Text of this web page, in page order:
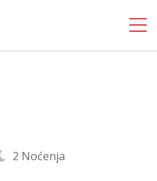
2 Noćenja